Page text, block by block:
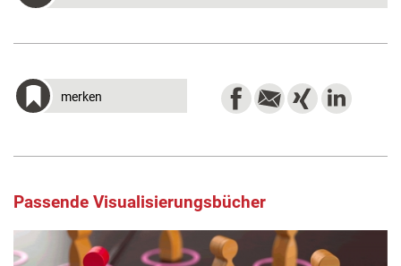
merken
Passende Visualisierungsbücher